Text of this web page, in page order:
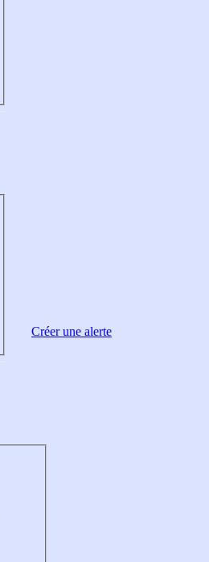
Créer une alerte